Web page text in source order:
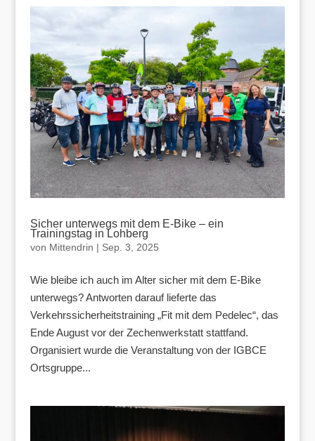
Sicher unterwegs mit dem E-Bike – ein
Trainingstag in Lohberg
von Mittendrin | Sep. 3, 2025
Wie bleibe ich auch im Alter sicher mit dem E-Bike
unterwegs? Antworten darauf lieferte das
Verkehrssicherheitstraining „Fit mit dem Pedelec“, das
Ende August vor der Zechenwerkstatt stattfand.
Organisiert wurde die Veranstaltung von der IGBCE
Ortsgruppe...